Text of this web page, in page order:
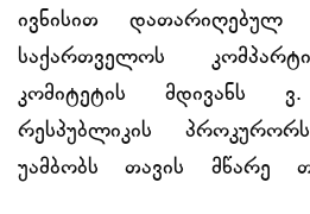
ივნისით დათარიღებულ
საქართველოს
კომიტეტის მდივანს
რესპუბლიკის
უამბობს თავის მწარე